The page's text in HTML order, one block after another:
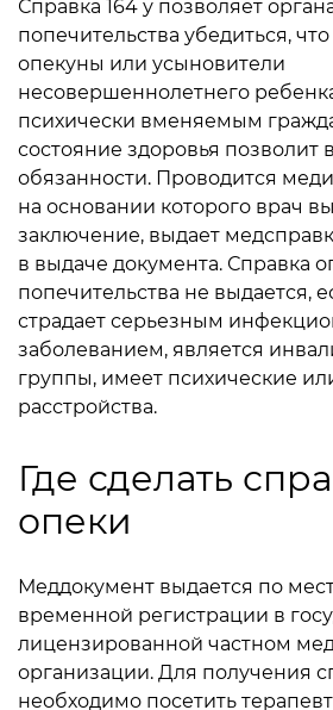
Справка 164 у позволяет
попечительства убедиться,
опекуны или усыновители
несовершеннолетнего
психически вменяемым
состояние здоровья позволит
обязанности. Проводится
на основании которого врач
заключение, выдает
в выдаче документа. Справка
попечительства не выдается,
страдает серьезным
заболеванием, является
группы, имеет психические
расстройства.
Где сделать
опеки
Меддокумент выдается по
временной регистрации в
лицензированной частном
организации. Для получения
необходимо посетить